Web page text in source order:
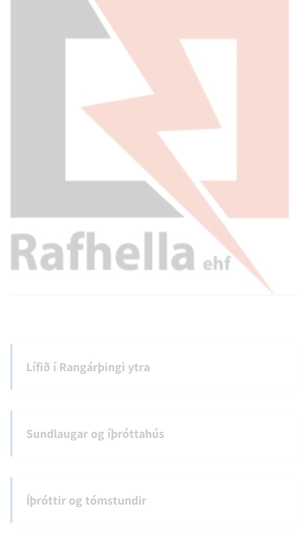
Lífið í Rangárþingi ytra
Sundlaugar og íþróttahús
Íþróttir og tómstundir